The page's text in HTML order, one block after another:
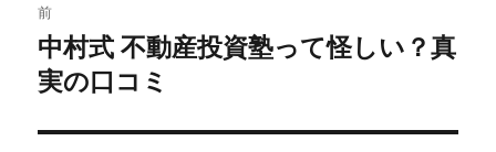
稿
ナ
ビ
前
過
去
投
中村式 不動産投資塾って怪しい？真
実の口コミ